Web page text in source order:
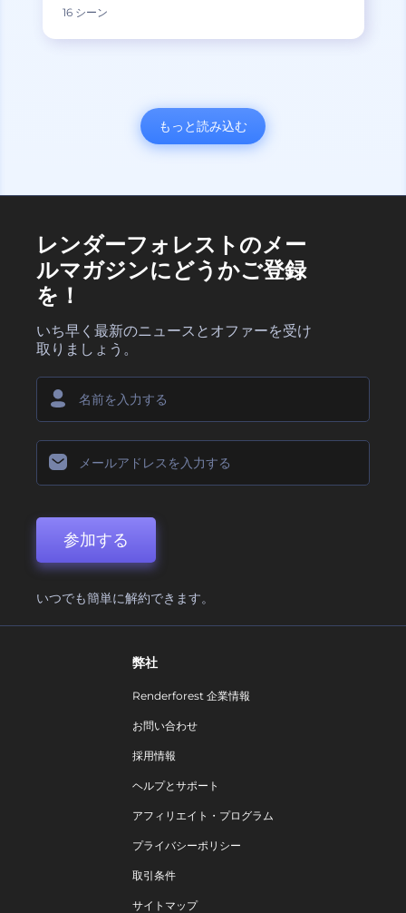
16 シーン
もっと読み込む
レンダーフォレストのメー
ルマガジンにどうかご登録
を！
いち早く最新のニュースとオファーを受け
取りましょう。
参加する
いつでも簡単に解約できます。
弊社
Renderforest 企業情報
お問い合わせ
採用情報
ヘルプとサポート
アフィリエイト・プログラム
プライバシーポリシー
取引条件
サイトマップ